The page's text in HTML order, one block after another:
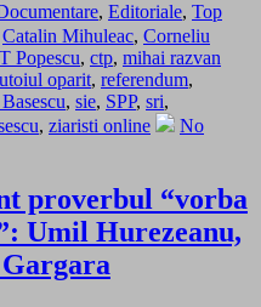
, Editoriale, Top
Catalin Mihuleac, Corneliu
Popescu, ctp, mihai razvan
oparit, referendum,
, sie, SPP, sri,
, ziaristi online
No
proverbul “vorba
Umil Hurezeanu,